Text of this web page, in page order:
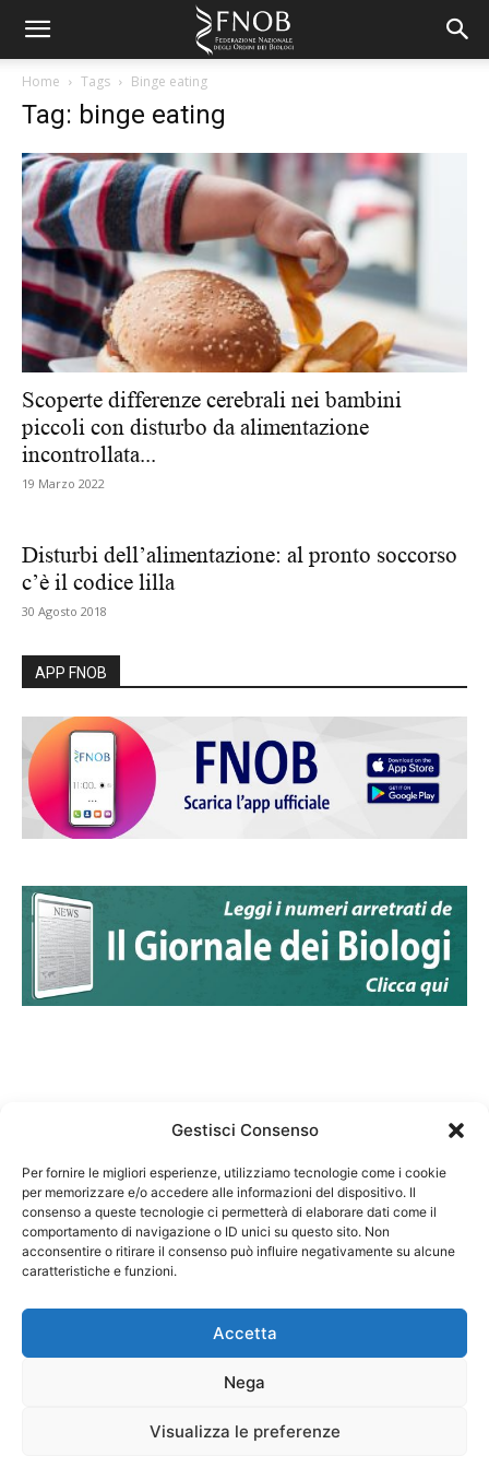
Gestisci Consenso
Per fornire le migliori esperienze, utilizziamo tecnologie come i cookie
per memorizzare e/o accedere alle informazioni del dispositivo. Il
consenso a queste tecnologie ci permetterà di elaborare dati come il
comportamento di navigazione o ID unici su questo sito. Non
acconsentire o ritirare il consenso può influire negativamente su alcune
caratteristiche e funzioni.
Accetta
Nega
Visualizza le preferenze
Home Tags Binge eating
Tag: binge eating
Scoperte differenze cerebrali nei bambini
piccoli con disturbo da alimentazione
incontrollata...
19 Marzo 2022
Disturbi dell’alimentazione: al pronto soccorso
c’è il codice lilla
30 Agosto 2018
APP FNOB
Federazione Nazionale Degli Ordini dei Biologi:
codice fiscale 80069130583
Responsabile sito internet www.fnob.it: Vincenzo
Privacy Policy Cookie Policy